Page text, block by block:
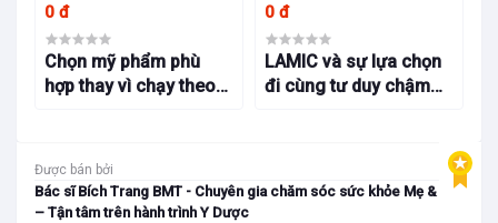
Được bán bởi
Bác sĩ Bích Trang BMT - Chuyên gia chăm sóc sức khỏe Mẹ & Bé
– Tận tâm trên hành trình Y Dược
0 đ
Chọn mỹ phẩm phù
hợp thay vì chạy theo
Minie
0 đ
LAMIC và sự lựa chọn
đi cùng tư duy chậm